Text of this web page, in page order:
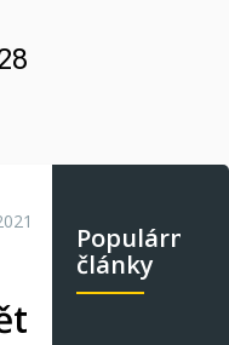
Populární
články